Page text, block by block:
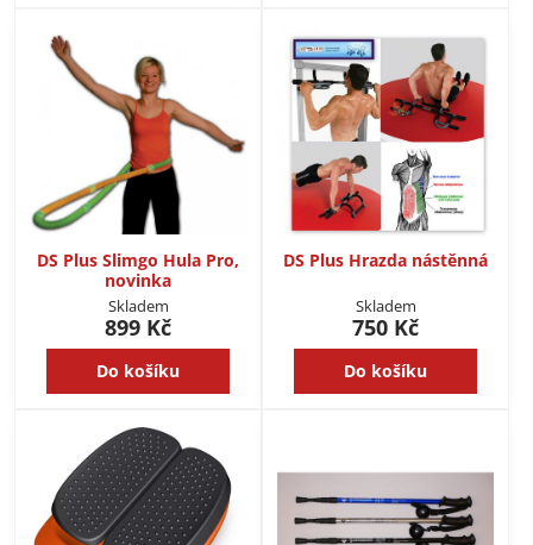
DS Plus Slimgo Hula Pro,
novinka
Skladem
899 Kč
Do košíku
DS Plus Hrazda nástěnná
Skladem
750 Kč
Do košíku